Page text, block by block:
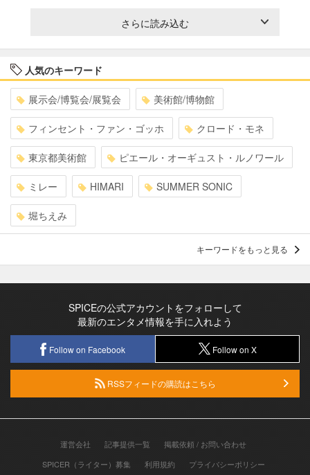
さらに読み込む
人気のキーワード
展示会/博覧会/展覧会 美術館/博物館
フィンセント・ファン・ゴッホ クロード・モネ
東京都美術館 ピエール・オーギュスト・ルノワール
ミレー HIMARI SUMMER SONIC
堀ちえみ
キーワードをもっと見る
SPICEの公式アカウントをフォローして
最新のエンタメ情報を手に入れよう
Follow on Facebook Follow on X
RSSフィードの購読はこちら
運営会社 記事提供一覧
掲載依頼 / お問い合わせ
SPICER（ライター）募集
利用規約 プライバシーポリシー